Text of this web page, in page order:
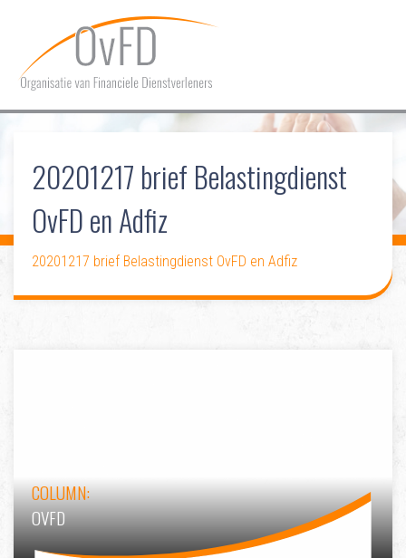
HOME
OVER OVFD
LIDMAATSCHAP
COMMUNICATIE
DOSSIERS
CONTACT
20201217 brief Belastingdienst
OvFD en Adfiz
20201217 brief Belastingdienst OvFD en Adfiz
COLUMN:
OVFD